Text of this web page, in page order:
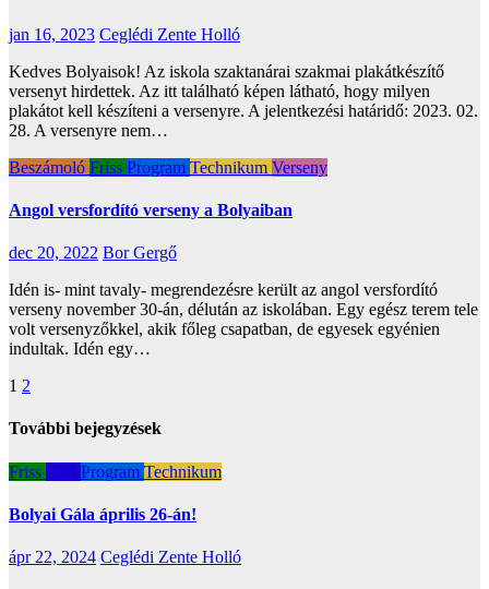
jan 16, 2023 Ceglédi Zente Holló
Kedves Bolyaisok! Az iskola szaktanárai szakmai plakátkészítő
versenyt hirdettek. Az itt található képen látható, hogy milyen
plakátot kell készíteni a versenyre. A jelentkezési határidő: 2023. 02.
28. A versenyre nem…
Beszámoló Friss Program Technikum Verseny
Angol versfordító verseny a Bolyaiban
dec 20, 2022 Bor Gergő
Idén is- mint tavaly- megrendezésre került az angol versfordító
verseny november 30-án, délután az iskolában. Egy egész terem tele
volt versenyzőkkel, akik főleg csapatban, de egyesek egyénien
indultak. Idén egy…
Bejegyzés
navigáció
1 2
További bejegyzések
Friss IDB Program Technikum
Bolyai Gála április 26-án!
ápr 22, 2024 Ceglédi Zente Holló